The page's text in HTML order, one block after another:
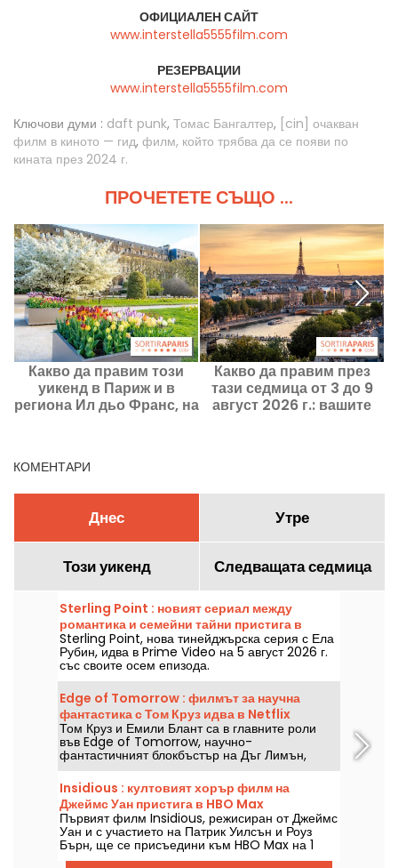
ОФИЦИАЛЕН САЙТ
www.interstella5555film.com
РЕЗЕРВАЦИИ
www.interstella5555film.com
Ключови думи : daft punk, Томас Бангалтер, [cin] очакван
филм в киното — гид, филм, който трябва да се появи по
кината през 2024 г.
ПРОЧЕТЕТЕ СЪЩО ...
Какво да правим този
уикенд в Париж и в
региона Ил дьо Франс, на
Какво да правим през
тази седмица от 3 до 9
август 2026 г.: вашите
КОМЕНТАРИ
Днес Утре
Този уикенд Следващата седмица
Sterling Point : новият сериал между
романтика и семейни тайни пристига в
Prime Video
Sterling Point, нова тинейджърска серия с Ела
Рубин, идва в Prime Video на 5 август 2026 г.
със своите осем епизода.
Edge of Tomorrow : филмът за научна
фантастика с Том Круз идва в Netflix
Том Круз и Емили Блант са в главните роли
във Edge of Tomorrow, научно-
фантастичният блокбъстър на Дъг Лимън,
който ще бъде наличен в Netflix от 6 август
2026 г.
Insidious : култовият хорър филм на
Джеймс Уан пристига в HBO Max
Първият филм Insidious, режисиран от Джеймс
Уан и с участието на Патрик Уилсън и Роуз
Бърн, ще се присъедини към HBO Max на 1
август 2026 г.